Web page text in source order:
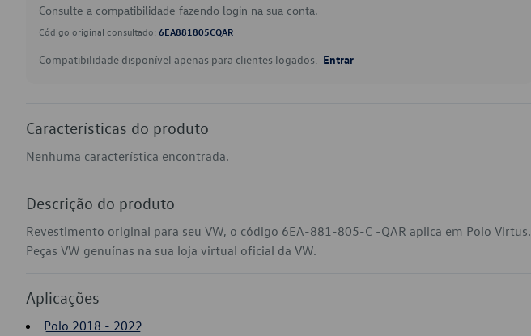
Consulte a compatibilidade fazendo login na sua conta.
Código original consultado: 6EA881805CQAR
Compatibilidade disponível apenas para clientes logados. Entrar
Características do produto
Nenhuma característica encontrada.
Descrição do produto
Revestimento original para seu VW, o código 6EA-881-805-C -QAR aplica em Polo Virtus.
Peças VW genuínas na sua loja virtual oficial da VW.
Aplicações
Polo 2018 - 2022